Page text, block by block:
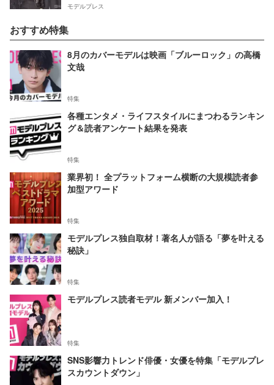
モデルプレス
おすすめ特集
8月のカバーモデルは映画「ブルーロック」の高橋
文哉
特集
各種エンタメ・ライフスタイルにまつわるランキン
グ＆読者アンケート結果を発表
特集
業界初！ 全プラットフォーム横断の大規模読者参
加型アワード
特集
モデルプレス独自取材！著名人が語る「夢を叶える
秘訣」
特集
モデルプレス読者モデル 新メンバー加入！
特集
SNS影響力トレンド俳優・女優を特集「モデルプレ
スカウントダウン」